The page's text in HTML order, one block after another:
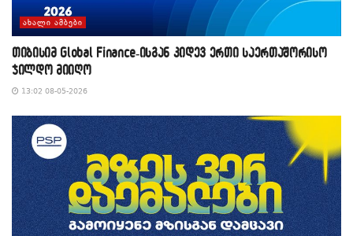
ᲐᲮᲐᲚᲘ ᲐᲛᲑᲔᲑᲘ
თიბისიმ Global Finance-ისგან კიდევ ერთი საერთაშორისო
ჯილდო მიიღო
13:02 08-05-2026